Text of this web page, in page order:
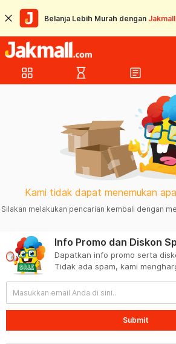
Belanja Lebih Murah dengan
grid_view hourglass_empty article
Kami tidak dapat menemukan
Silakan melakukan pencarian kembali dengan
Info Promo dan Diskon
Dapatkan info promo serta
Tidak ada spam, kami
Submit